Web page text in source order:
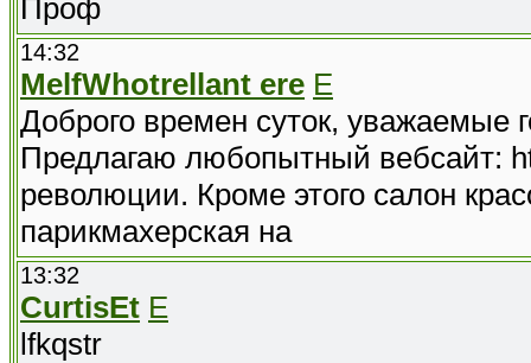
Проф
14:32
MelfWhotrellant ere E
Доброго времен суток, уважаемые
Предлагаю любопытный вебсайт:
революции. Кроме этого салон
парикмахерская на
13:32
CurtisEt E
lfkqstr